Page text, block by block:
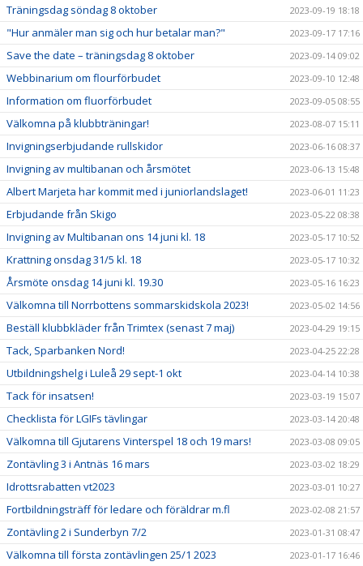
Träningsdag söndag 8 oktober 2023-09-19 18:18
"Hur anmäler man sig och hur betalar man?" 2023-09-17 17:16
Save the date – träningsdag 8 oktober 2023-09-14 09:02
Webbinarium om flourförbudet 2023-09-10 12:48
Information om fluorförbudet 2023-09-05 08:55
Välkomna på klubbträningar! 2023-08-07 15:11
Invigningserbjudande rullskidor 2023-06-16 08:37
Invigning av multibanan och årsmötet 2023-06-13 15:48
Albert Marjeta har kommit med i juniorlandslaget! 2023-06-01 11:23
Erbjudande från Skigo 2023-05-22 08:38
Invigning av Multibanan ons 14 juni kl. 18 2023-05-17 10:52
Krattning onsdag 31/5 kl. 18 2023-05-17 10:32
Årsmöte onsdag 14 juni kl. 19.30 2023-05-16 16:23
Välkomna till Norrbottens sommarskidskola 2023! 2023-05-02 14:56
Beställ klubbkläder från Trimtex (senast 7 maj) 2023-04-29 19:15
Tack, Sparbanken Nord! 2023-04-25 22:28
Utbildningshelg i Luleå 29 sept-1 okt 2023-04-14 10:38
Tack för insatsen! 2023-03-19 15:07
Checklista för LGIFs tävlingar 2023-03-14 20:48
Välkomna till Gjutarens Vinterspel 18 och 19 mars! 2023-03-08 09:05
Zontävling 3 i Antnäs 16 mars 2023-03-02 18:29
Idrottsrabatten vt2023 2023-03-01 10:27
Fortbildningsträff för ledare och föräldrar m.fl 2023-02-08 21:57
Zontävling 2 i Sunderbyn 7/2 2023-01-31 08:47
Välkomna till första zontävlingen 25/1 2023 2023-01-17 16:46